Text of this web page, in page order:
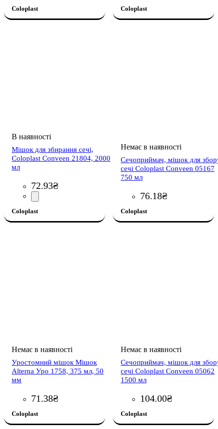
Coloplast Coloplast
Мішок для збирання сечі,
Coloplast Conveen 21804, 2000
мл
72.93₴
Coloplast
Сечоприймач, мішок для
сечі Coloplast Conveen 05167
750 мл
76.18₴
Coloplast
Уростомний мішок Мішок
Alterna Уро 1758, 375 мл, 50
мм
71.38₴
Coloplast
Сечоприймач, мішок для
сечі Coloplast Conveen 05062
1500 мл
104.00₴
Coloplast